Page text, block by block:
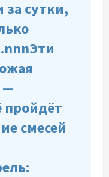
за сутки,
—
пройдёт
смесей